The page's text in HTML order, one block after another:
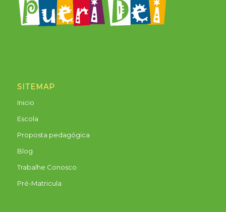
SITEMAP
Inicio
Escola
Proposta pedagógica
Blog
Trabalhe Conosco
Pré-Matricula